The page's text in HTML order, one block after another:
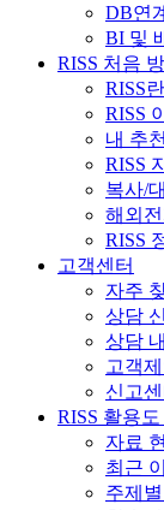
DB연
BI 및
RISS 처음
RISS
RISS
내 추
RISS
복사/
해외
RISS
고객센터
자주
상담
상담
고객
신고센
RISS 활용도
자료
최근
주제